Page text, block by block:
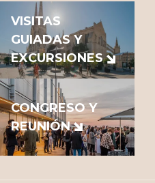
VISITAS
GUIADAS Y
EXCURSIONES
CONGRESO Y
REUNIÓN